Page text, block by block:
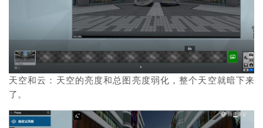
天空和云：天空的亮度和总图亮度弱化，整个天空就暗下来
了。